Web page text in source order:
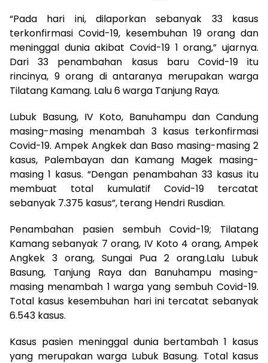
“Pada hari ini, dilaporkan sebanyak 33 kasus
terkonfirmasi Covid-19, kesembuhan 19 orang dan
meninggal dunia akibat Covid-19 1 orang,” ujarnya.
Dari 33 penambahan kasus baru Covid-19 itu
rincinya, 9 orang di antaranya merupakan warga
Tilatang Kamang. Lalu 6 warga Tanjung Raya.
Lubuk Basung, IV Koto, Banuhampu dan Candung
masing-masing menambah 3 kasus terkonfirmasi
Covid-19. Ampek Angkek dan Baso masing-masing 2
kasus, Palembayan dan Kamang Magek masing-
masing 1 kasus. “Dengan penambahan 33 kasus itu
membuat total kumulatif Covid-19 tercatat
sebanyak 7.375 kasus”, terang Hendri Rusdian.
Penambahan pasien sembuh Covid-19; Tilatang
Kamang sebanyak 7 orang, IV Koto 4 orang, Ampek
Angkek 3 orang, Sungai Pua 2 orang.Lalu Lubuk
Basung, Tanjung Raya dan Banuhampu masing-
masing menambah 1 warga yang sembuh Covid-19.
Total kasus kesembuhan hari ini tercatat sebanyak
6.543 kasus.
Kasus pasien meninggal dunia bertambah 1 kasus
yang merupakan warga Lubuk Basung. Total kasus